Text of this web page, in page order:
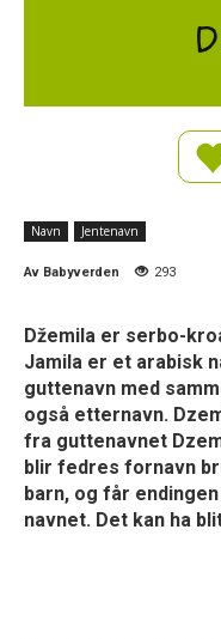
Navn Jentenavn
Av Babyverden 293
Džemila er serbo-
Jamila er et arabisk
guttenavn med
også etternavn.
fra guttenavnet
blir fedres fornavn
barn, og får
navnet. Det kan ha